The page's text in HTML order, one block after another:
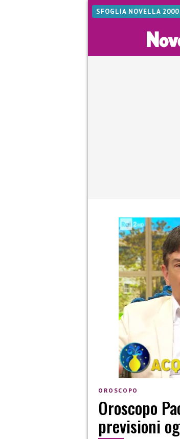
SFOGLIA NOVELLA
OROSCOPO
Oroscopo
previsioni